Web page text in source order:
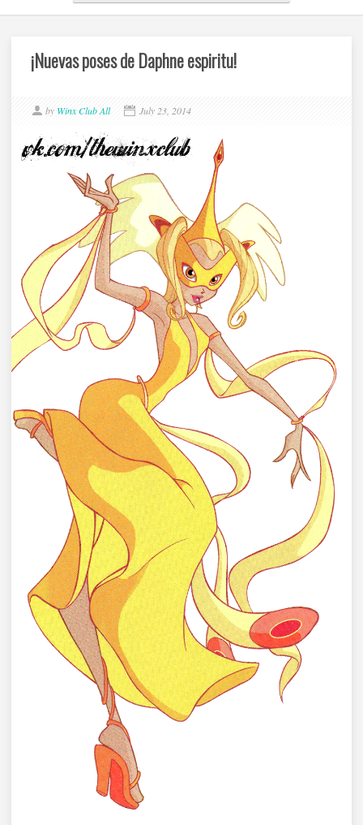
¡Nuevas poses de Daphne espiritu!
by Winx Club All July 23, 2014